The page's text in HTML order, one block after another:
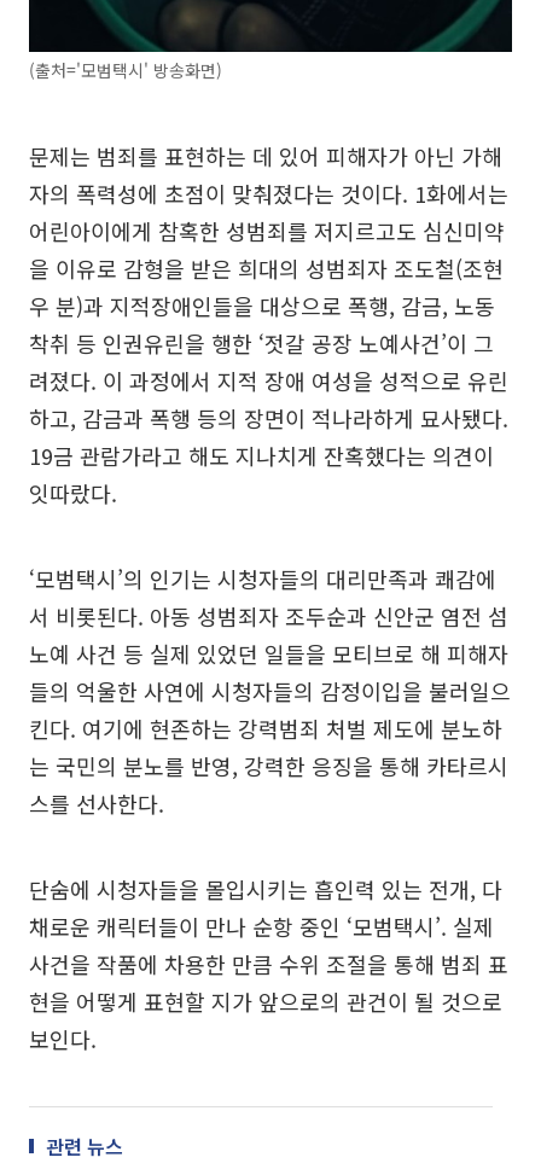
(출처='모범택시' 방송화면)
문제는 범죄를 표현하는 데 있어 피해자가 아닌 가해
자의 폭력성에 초점이 맞춰졌다는 것이다. 1화에서는
어린아이에게 참혹한 성범죄를 저지르고도 심신미약
을 이유로 감형을 받은 희대의 성범죄자 조도철(조현
우 분)과 지적장애인들을 대상으로 폭행, 감금, 노동
착취 등 인권유린을 행한 ‘젓갈 공장 노예사건’이 그
려졌다. 이 과정에서 지적 장애 여성을 성적으로 유린
하고, 감금과 폭행 등의 장면이 적나라하게 묘사됐다.
19금 관람가라고 해도 지나치게 잔혹했다는 의견이
잇따랐다.
‘모범택시’의 인기는 시청자들의 대리만족과 쾌감에
서 비롯된다. 아동 성범죄자 조두순과 신안군 염전 섬
노예 사건 등 실제 있었던 일들을 모티브로 해 피해자
들의 억울한 사연에 시청자들의 감정이입을 불러일으
킨다. 여기에 현존하는 강력범죄 처벌 제도에 분노하
는 국민의 분노를 반영, 강력한 응징을 통해 카타르시
스를 선사한다.
단숨에 시청자들을 몰입시키는 흡인력 있는 전개, 다
채로운 캐릭터들이 만나 순항 중인 ‘모범택시’. 실제
사건을 작품에 차용한 만큼 수위 조절을 통해 범죄 표
현을 어떻게 표현할 지가 앞으로의 관건이 될 것으로
보인다.
관련 뉴스